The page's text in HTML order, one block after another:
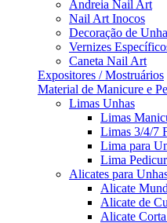
Andreia Nail Art
Nail Art Inocos
Decoração de
Vernizes
Caneta Nail Art
Expositores / Mostruários
Material de Manicure e
Limas Unhas
Limas
Limas 3/4/7
Lima para
Lima
Alicates para
Alicate
Alicate de
Alicate